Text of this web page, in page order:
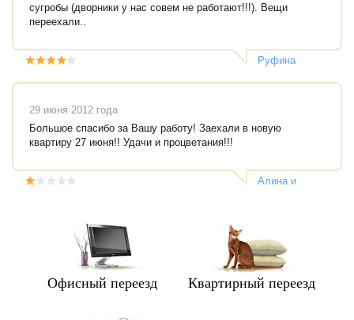
сугробы (дворники у нас совем не работают!!!). Вещи
переехали..
Руфина
29 июня 2012 года
Большое спасибо за Вашу работу! Заехали в новую
квартиру 27 июня!! Удачи и процветания!!!
Алина и
Офисный переезд Квартирный переезд